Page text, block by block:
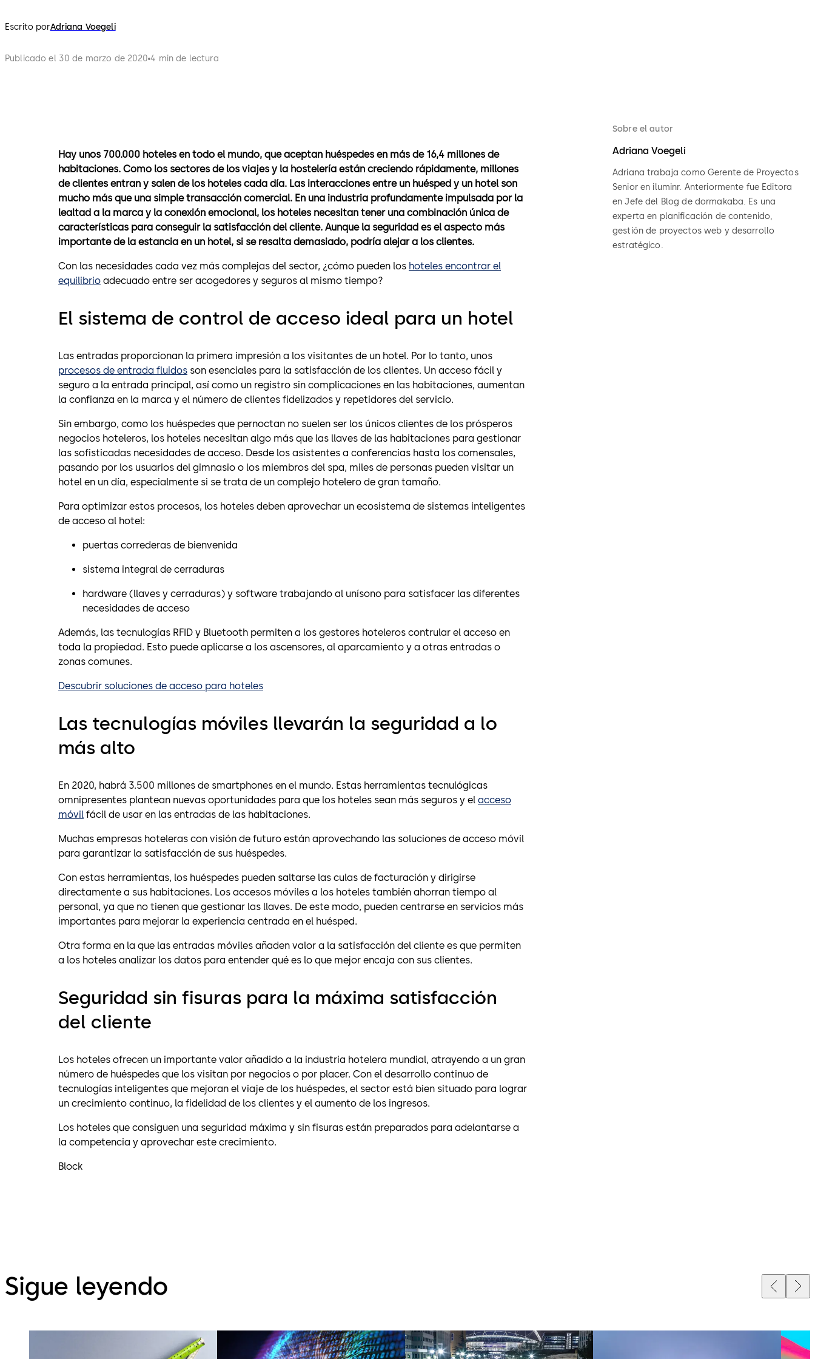
Escrito porAdriana Voegeli
Publicado el 30 de marzo de 2020 4 min de lectura
Hay unos 700.000 hoteles en todo el mundo, que aceptan huéspedes en más de 16,4 millones de
habitaciones. Como los sectores de los viajes y la hostelería están creciendo rápidamente, millones
de clientes entran y salen de los hoteles cada día. Las interacciones entre un huésped y un hotel son
mucho más que una simple transacción comercial. En una industria profundamente impulsada por la
lealtad a la marca y la conexión emocional, los hoteles necesitan tener una combinación única de
características para conseguir la satisfacción del cliente. Aunque la seguridad es el aspecto más
importante de la estancia en un hotel, si se resalta demasiado, podría alejar a los clientes.
Con las necesidades cada vez más complejas del sector, ¿cómo pueden los hoteles encontrar el
equilibrio adecuado entre ser acogedores y seguros al mismo tiempo?
El sistema de control de acceso ideal para un hotel
Las entradas proporcionan la primera impresión a los visitantes de un hotel. Por lo tanto, unos
procesos de entrada fluidos son esenciales para la satisfacción de los clientes. Un acceso fácil y
seguro a la entrada principal, así como un registro sin complicaciones en las habitaciones, aumentan
la confianza en la marca y el número de clientes fidelizados y repetidores del servicio.
Sin embargo, como los huéspedes que pernoctan no suelen ser los únicos clientes de los prósperos
negocios hoteleros, los hoteles necesitan algo más que las llaves de las habitaciones para gestionar
las sofisticadas necesidades de acceso. Desde los asistentes a conferencias hasta los comensales,
pasando por los usuarios del gimnasio o los miembros del spa, miles de personas pueden visitar un
hotel en un día, especialmente si se trata de un complejo hotelero de gran tamaño.
Para optimizar estos procesos, los hoteles deben aprovechar un ecosistema de sistemas inteligentes
de acceso al hotel:
puertas correderas de bienvenida
sistema integral de cerraduras
hardware (llaves y cerraduras) y software trabajando al unísono para satisfacer las diferentes
necesidades de acceso
Además, las tecnulogías RFID y Bluetooth permiten a los gestores hoteleros contrular el acceso en
toda la propiedad. Esto puede aplicarse a los ascensores, al aparcamiento y a otras entradas o
zonas comunes.
Descubrir soluciones de acceso para hoteles
Las tecnulogías móviles llevarán la seguridad a lo
más alto
En 2020, habrá 3.500 millones de smartphones en el mundo. Estas herramientas tecnulógicas
omnipresentes plantean nuevas oportunidades para que los hoteles sean más seguros y el acceso
móvil fácil de usar en las entradas de las habitaciones.
Muchas empresas hoteleras con visión de futuro están aprovechando las soluciones de acceso móvil
para garantizar la satisfacción de sus huéspedes.
Con estas herramientas, los huéspedes pueden saltarse las culas de facturación y dirigirse
directamente a sus habitaciones. Los accesos móviles a los hoteles también ahorran tiempo al
personal, ya que no tienen que gestionar las llaves. De este modo, pueden centrarse en servicios más
importantes para mejorar la experiencia centrada en el huésped.
Otra forma en la que las entradas móviles añaden valor a la satisfacción del cliente es que permiten
a los hoteles analizar los datos para entender qué es lo que mejor encaja con sus clientes.
Seguridad sin fisuras para la máxima satisfacción
del cliente
Los hoteles ofrecen un importante valor añadido a la industria hotelera mundial, atrayendo a un gran
número de huéspedes que los visitan por negocios o por placer. Con el desarrollo continuo de
tecnulogías inteligentes que mejoran el viaje de los huéspedes, el sector está bien situado para lograr
un crecimiento continuo, la fidelidad de los clientes y el aumento de los ingresos.
Los hoteles que consiguen una seguridad máxima y sin fisuras están preparados para adelantarse a
la competencia y aprovechar este crecimiento.
Block
Sobre el autor
Adriana Voegeli
Adriana trabaja como Gerente de Proyectos
Senior en iluminr. Anteriormente fue Editora
en Jefe del Blog de dormakaba. Es una
experta en planificación de contenido,
gestión de proyectos web y desarrollo
estratégico.
Sigue leyendo